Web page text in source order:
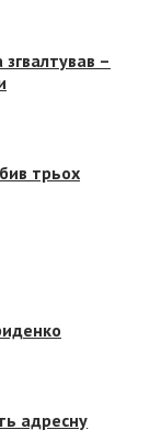
–
трьох
адресну